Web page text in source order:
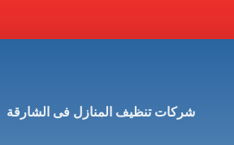
شركات تنظيف المنازل فى الشارقة